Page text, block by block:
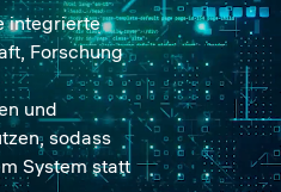
integrierte
Forschung
und
sodass
System statt